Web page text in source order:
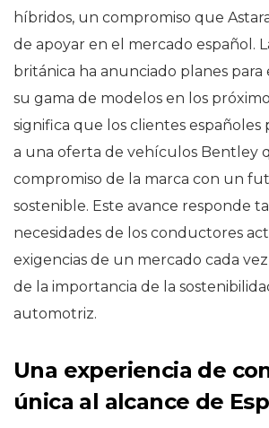
híbridos, un compromiso que
de apoyar en el mercado español.
británica ha anunciado planes
su gama de modelos en los
significa que los clientes españoles
a una oferta de vehículos Bentley
compromiso de la marca con un
sostenible. Este avance responde
necesidades de los conductores
exigencias de un mercado cada
de la importancia de la
automotriz.
Una experiencia de
única al alcance de